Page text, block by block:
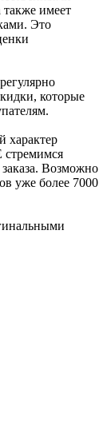
имеет
Это
которые
характер
стремимся
Возможно
уже более 7000